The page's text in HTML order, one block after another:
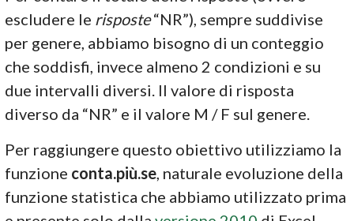
escludere le risposte“NR”), sempre suddivise
per genere, abbiamo bisogno di un conteggio
che soddisfi, invece almeno 2 condizioni e su
due intervalli diversi. Il valore di risposta
diverso da “NR” e il valore M / F sul genere.
Per raggiungere questo obiettivo utilizziamo la
funzione conta.più.se, naturale evoluzione della
funzione statistica che abbiamo utilizzato prima